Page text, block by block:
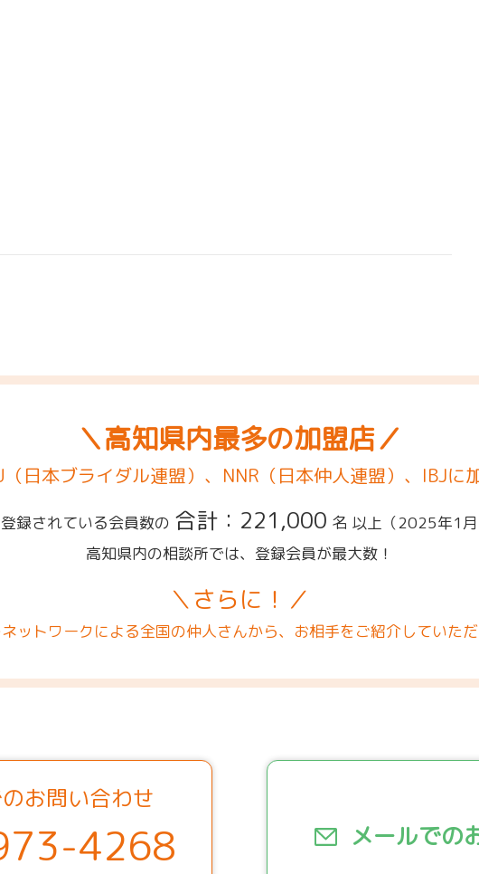
＼高知県内最多の加盟店／
（日本ブライダル連盟）、NNR（日本仲人連盟）、IBJに
録されている会員数の 合計：221,000 名 以上 （2025年1月
高知県内の相談所では、登録会員が最大数！
＼さらに！／
ットワークによる全国の仲人さんから、お相手をご紹介していただ
お問い合わせ
4268 メールでの